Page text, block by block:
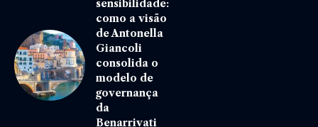
sensibilidade:
como a visão
de Antonella
Giancoli
consolida o
modelo de
governança
da
Benarrivati